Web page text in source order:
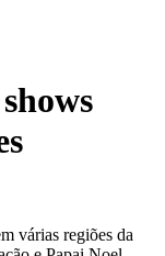
várias regiões da